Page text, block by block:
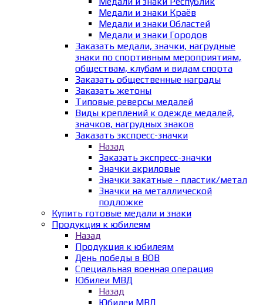
Медали и знаки Краёв
Медали и знаки Областей
Медали и знаки Городов
Заказать медали, значки, нагрудные
знаки по спортивным мероприятиям,
обществам, клубам и видам спорта
Заказать общественные награды
Заказать жетоны
Типовые реверсы медалей
Виды креплений к одежде медалей,
значков, нагрудных знаков
Заказать экспресс-значки
Назад
Заказать экспресс-значки
Значки акриловые
Значки закатные - пластик/метал
Значки на металлической
подложке
Купить готовые медали и знаки
Продукция к юбилеям
Назад
Продукция к юбилеям
День победы в ВОВ
Специальная военная операция
Юбилеи МВД
Назад
Юбилеи МВД